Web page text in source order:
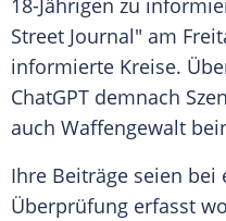
18-Jährigen zu
Street Journal" am
informierte Kreise.
ChatGPT demnach
auch Waffengewalt
Ihre Beiträge seien
Überprüfung erfasst